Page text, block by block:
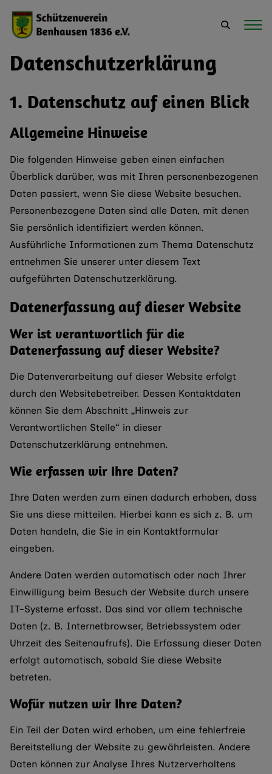
Datenschutz­erklärung
1. Datenschutz auf einen Blick
Allgemeine Hinweise
Die folgenden Hinweise geben einen einfachen
Überblick darüber, was mit Ihren personenbezogenen
Daten passiert, wenn Sie diese Website besuchen.
Personenbezogene Daten sind alle Daten, mit denen
Sie persönlich identifiziert werden können.
Ausführliche Informationen zum Thema Datenschutz
entnehmen Sie unserer unter diesem Text
aufgeführten Datenschutzerklärung.
Datenerfassung auf dieser Website
Wer ist verantwortlich für die
Datenerfassung auf dieser Website?
Die Datenverarbeitung auf dieser Website erfolgt
durch den Websitebetreiber. Dessen Kontaktdaten
können Sie dem Abschnitt „Hinweis zur
Verantwortlichen Stelle“ in dieser
Datenschutzerklärung entnehmen.
Wie erfassen wir Ihre Daten?
Ihre Daten werden zum einen dadurch erhoben, dass
Sie uns diese mitteilen. Hierbei kann es sich z. B. um
Daten handeln, die Sie in ein Kontaktformular
eingeben.
Andere Daten werden automatisch oder nach Ihrer
Einwilligung beim Besuch der Website durch unsere
IT-Systeme erfasst. Das sind vor allem technische
Daten (z. B. Internetbrowser, Betriebssystem oder
Uhrzeit des Seitenaufrufs). Die Erfassung dieser Daten
erfolgt automatisch, sobald Sie diese Website
betreten.
Wofür nutzen wir Ihre Daten?
Ein Teil der Daten wird erhoben, um eine fehlerfreie
Bereitstellung der Website zu gewährleisten. Andere
Daten können zur Analyse Ihres Nutzerverhaltens